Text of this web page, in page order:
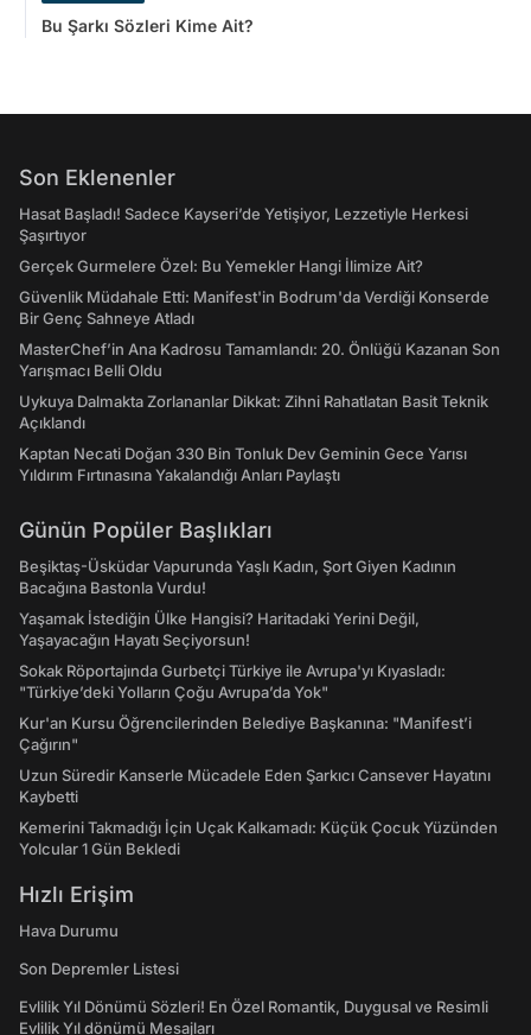
Bu Şarkı Sözleri Kime Ait?
Son Eklenenler
Hasat Başladı! Sadece Kayseri’de Yetişiyor, Lezzetiyle Herkesi
Şaşırtıyor
Gerçek Gurmelere Özel: Bu Yemekler Hangi İlimize Ait?
Güvenlik Müdahale Etti: Manifest'in Bodrum'da Verdiği Konserde
Bir Genç Sahneye Atladı
MasterChef’in Ana Kadrosu Tamamlandı: 20. Önlüğü Kazanan Son
Yarışmacı Belli Oldu
Uykuya Dalmakta Zorlananlar Dikkat: Zihni Rahatlatan Basit Teknik
Açıklandı
Kaptan Necati Doğan 330 Bin Tonluk Dev Geminin Gece Yarısı
Yıldırım Fırtınasına Yakalandığı Anları Paylaştı
Günün Popüler Başlıkları
Beşiktaş-Üsküdar Vapurunda Yaşlı Kadın, Şort Giyen Kadının
Bacağına Bastonla Vurdu!
Yaşamak İstediğin Ülke Hangisi? Haritadaki Yerini Değil,
Yaşayacağın Hayatı Seçiyorsun!
Sokak Röportajında Gurbetçi Türkiye ile Avrupa'yı Kıyasladı:
"Türkiye’deki Yolların Çoğu Avrupa’da Yok"
Kur'an Kursu Öğrencilerinden Belediye Başkanına: "Manifest’i
Çağırın"
Uzun Süredir Kanserle Mücadele Eden Şarkıcı Cansever Hayatını
Kaybetti
Kemerini Takmadığı İçin Uçak Kalkamadı: Küçük Çocuk Yüzünden
Yolcular 1 Gün Bekledi
Hızlı Erişim
Hava Durumu
Son Depremler Listesi
Evlilik Yıl Dönümü Sözleri! En Özel Romantik, Duygusal ve Resimli
Evlilik Yıl dönümü Mesajları